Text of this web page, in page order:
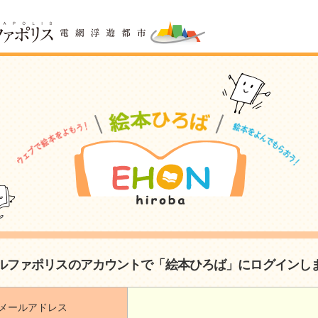
ファポリスのアカウントで「絵本ひろば」にログインし
ールアドレス